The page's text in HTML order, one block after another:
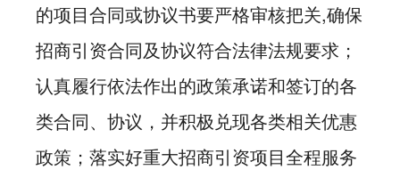
的项目合同或协议书要严格审核把关,确保
招商引资合同及协议符合法律法规要求；
认真履行依法作出的政策承诺和签订的各
类合同、协议，并积极兑现各类相关优惠
政策；落实好重大招商引资项目全程服务